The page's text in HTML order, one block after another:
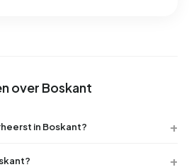
over Boskant
in Boskant?